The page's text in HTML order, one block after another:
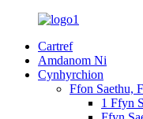
Cartref
Amdanom Ni
Cynhyrchion
Ffon Saethu,
1 Ffyn